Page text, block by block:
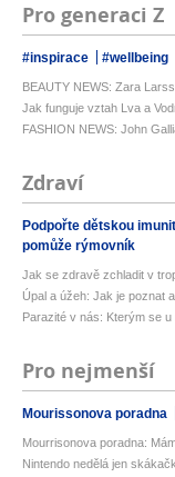
Pro generaci Z
#inspirace #wellbeing
BEAUTY NEWS: Zara
Jak funguje vztah Lva a
FASHION NEWS: John
Zdraví
Podpořte dětskou
pomůže rýmovník
Jak se zdravě zchladit v
Úpal a úžeh: Jak je poznat
Parazité v nás: Kterým se
Pro nejmenší
Mourissonova poradna
Mourrisonova poradna:
Nintendo nedělá jen